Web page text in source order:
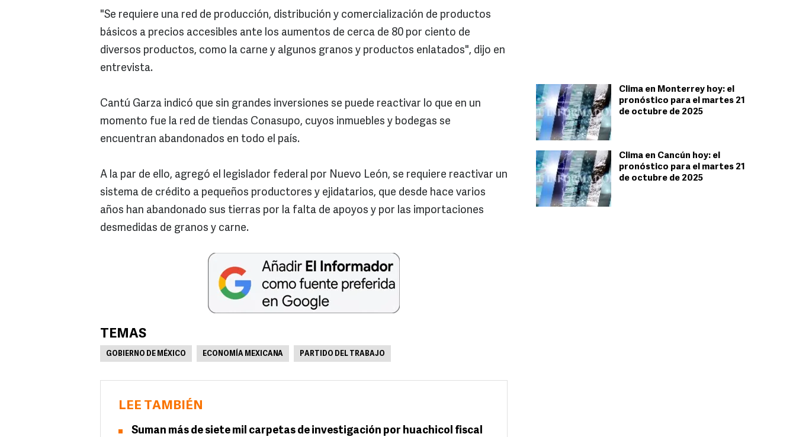
Clima en Monterrey hoy: el
pronóstico para el martes 21
de octubre de 2025
Clima en Cancún hoy: el
pronóstico para el martes 21
de octubre de 2025
"Se requiere una red de producción, distribución y comercialización de productos
básicos a precios accesibles ante los aumentos de cerca de 80 por ciento de
diversos productos, como la carne y algunos granos y productos enlatados", dijo en
entrevista.
Cantú Garza indicó que sin grandes inversiones se puede reactivar lo que en un
momento fue la red de tiendas Conasupo, cuyos inmuebles y bodegas se
encuentran abandonados en todo el país.
A la par de ello, agregó el legislador federal por Nuevo León, se requiere reactivar un
sistema de crédito a pequeños productores y ejidatarios, que desde hace varios
años han abandonado sus tierras por la falta de apoyos y por las importaciones
desmedidas de granos y carne.
TEMAS
GOBIERNO DE MÉXICO ECONOMÍA MEXICANA PARTIDO DEL TRABAJO
LEE TAMBIÉN
Suman más de siete mil carpetas de investigación por huachicol fiscal